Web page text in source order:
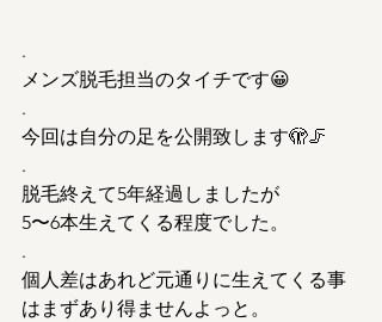
.
メンズ脱毛担当のタイチです😀
.
今回は自分の足を公開致します🫣🦵
.
脱毛終えて5年経過しましたが
5〜6本生えてくる程度でした。
.
個人差はあれど元通りに生えてくる事
はまずあり得ませんよっと。